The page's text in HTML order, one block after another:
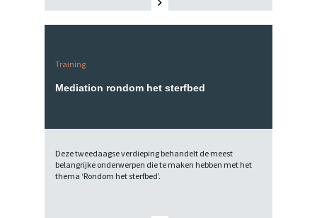
Training
Mediation rondom het sterfbed
Deze tweedaagse verdieping behandelt de meest
belangrijke onderwerpen die te maken hebben met het
thema ‘Rondom het sterfbed’.